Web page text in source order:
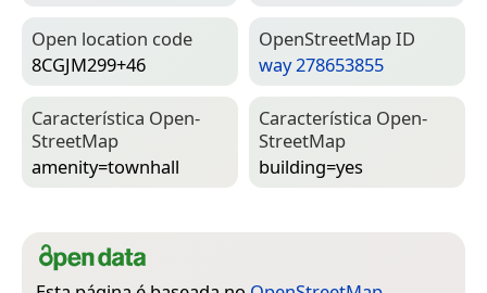
Open location code
8CGJM299+46
Open­Street­Map ID
way 278653855
Característica Open­
Street­Map
amenity=­townhall
Característica Open­
Street­Map
building=­yes